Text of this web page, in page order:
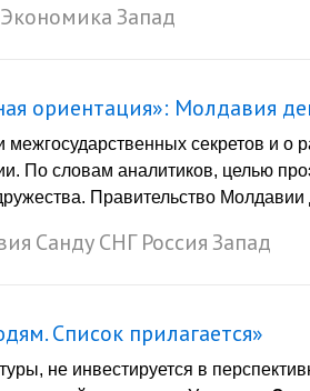
Экономика Запад
ориентация»: Молдавия
межгосударственных секретов и о
По словам аналитиков, целью про
Правительство
СандуСНГ Россия Запад
Список прилагается»
не инвестируется в